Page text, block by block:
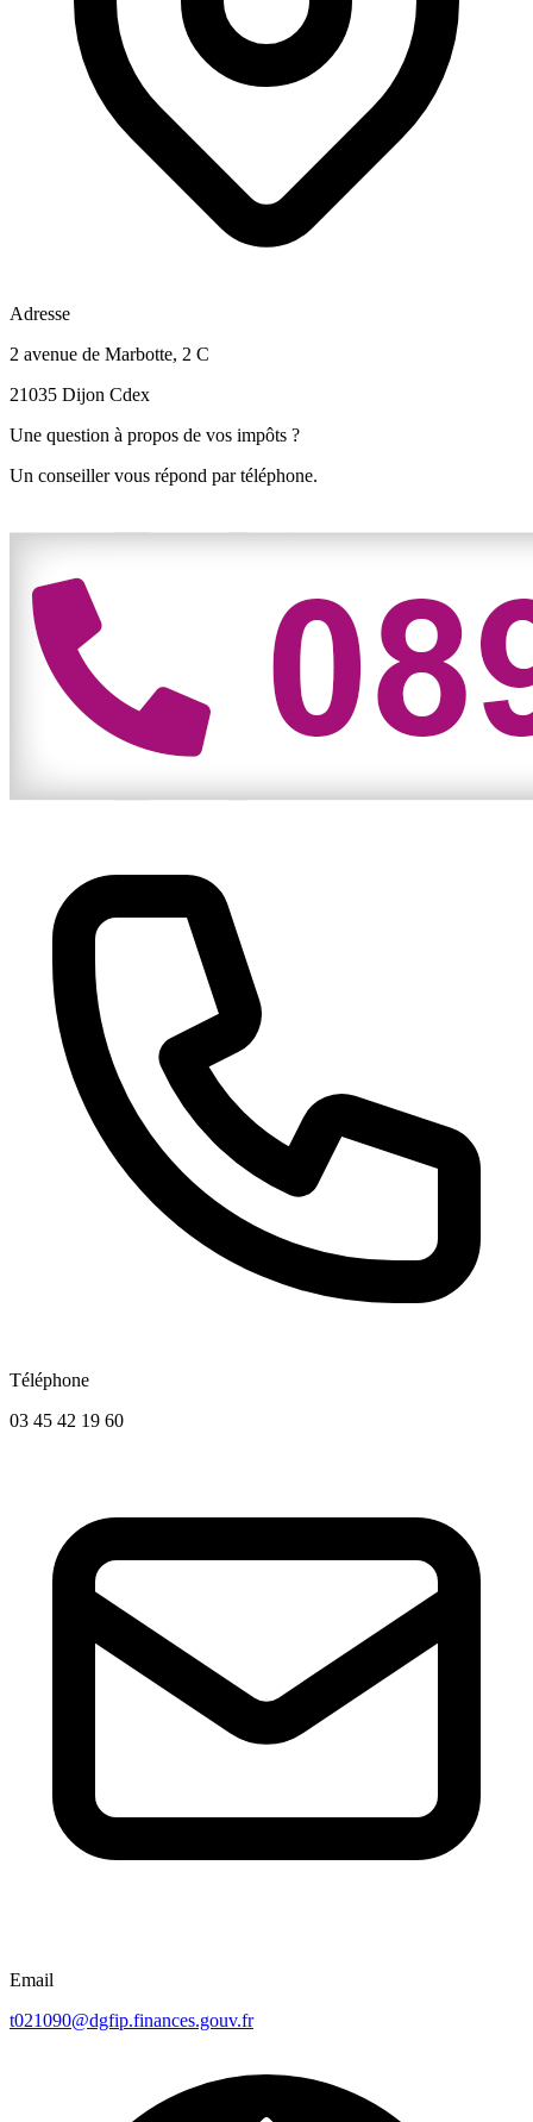
Adresse
2 avenue de Marbotte, 2 C
21035 Dijon Cdex
Une question à propos de vos impôts ?
Un conseiller vous répond par téléphone.
Téléphone
03 45 42 19 60
Email
t021090@dgfip.finances.gouv.fr